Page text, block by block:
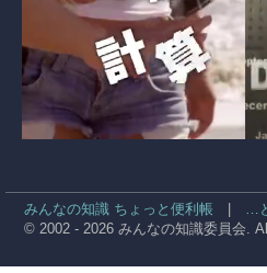
みんなの知識 ちょっと便利帳
…
© 2002 - 2026 みんなの知識委員会.